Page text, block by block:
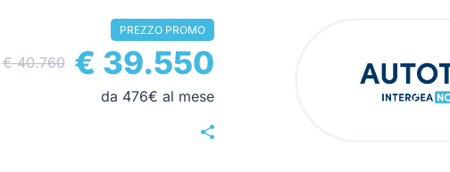
PREZZO PROMO
€ 40.760 € 39.550
da 476€ al mese